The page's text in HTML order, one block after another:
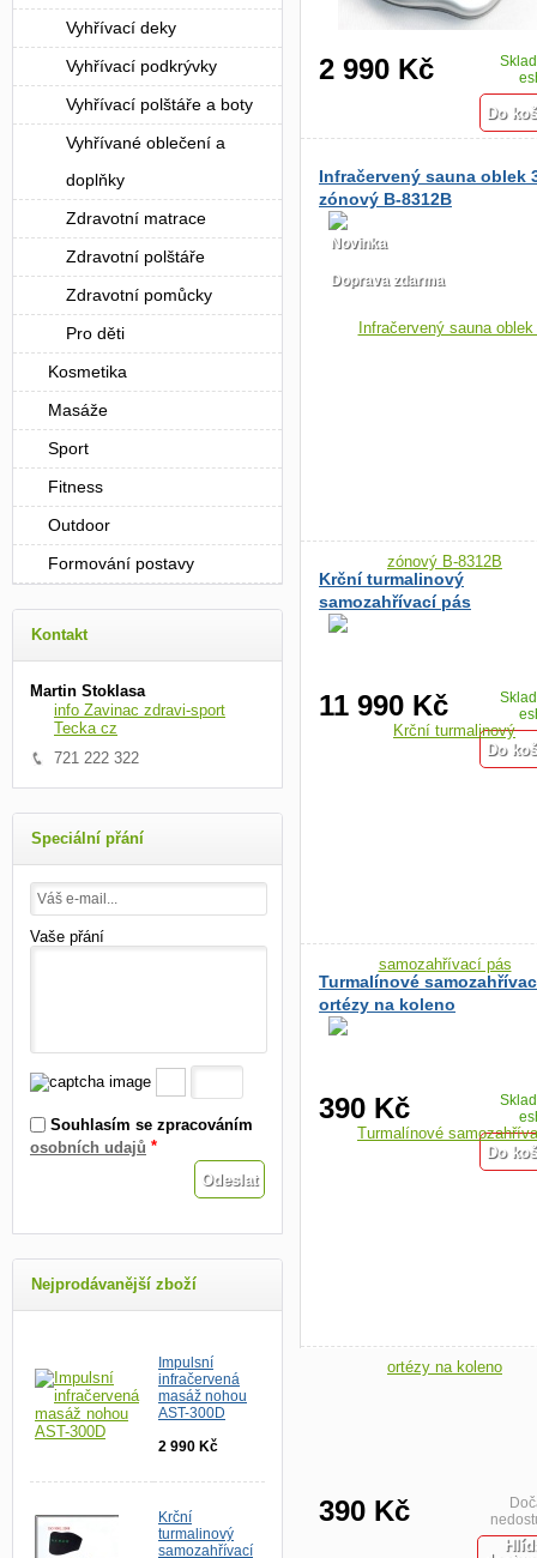
2 990 Kč
Infračervený sauna oblek
zónový B-8312B
Novinka
Doprava zdarma
11 990 Kč
Krční turmalinový
samozahřívací pás
390 Kč
Turmalínové
ortézy na koleno
390 Kč
Vyhřívací deky
Vyhřívací podkrývky
Vyhřívací polštáře a boty
Vyhřívané oblečení a
doplňky
Zdravotní matrace
Zdravotní polštáře
Zdravotní pomůcky
Pro děti
Kosmetika
Masáže
Sport
Fitness
Outdoor
Formování postavy
Kontakt
Martin Stoklasa
info Zavinac zdravi-sport
Tecka cz
721 222 322
Speciální přání
Vaše přání
Souhlasím se zpracováním
osobních udajů *
Nejprodávanější zboží
Impulsní
infračervená
masáž nohou
AST-300D
2 990 Kč
Krční
turmalinový
samozahřívací